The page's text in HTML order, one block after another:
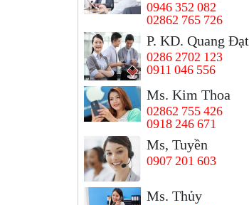
0946 352 082
02862 765 726
P. KD. Quang Đạt
0286 2702 123
0911 046 556
Ms. Kim Thoa
02862 755 426
0918 246 671
Ms, Tuyền
0907 201 603
Ms. Thủy